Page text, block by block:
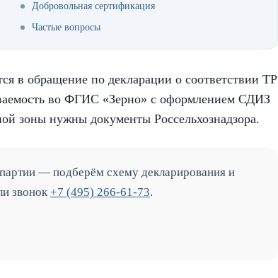
Добровольная сертификация
Частые вопросы
в обращение по декларации о соответствии ТР
во ФГИС «Зерно» с оформлением СДИЗ
зоны нужны документы Россельхознадзора.
— подберём схему декларирования и
звонок+7 (495) 266-61-73.